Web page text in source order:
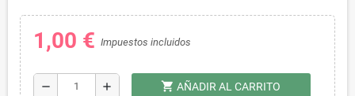
1,00 € Impuestos incluidos
remove add shopping_cart AÑADIR AL CARRITO